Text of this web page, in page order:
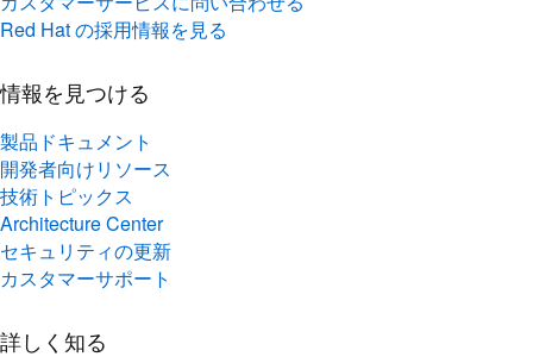
情報を見つける
製品ドキュメント
開発者向けリソース
技術トピックス
Architecture Center
セキュリティの更新
カスタマーサポート
詳しく知る
AI